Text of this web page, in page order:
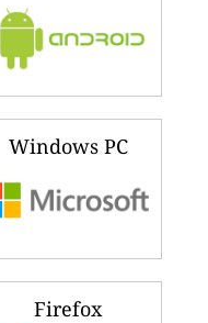
Windows PC
Firefox